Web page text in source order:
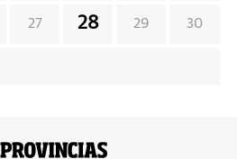
27 28 29 30